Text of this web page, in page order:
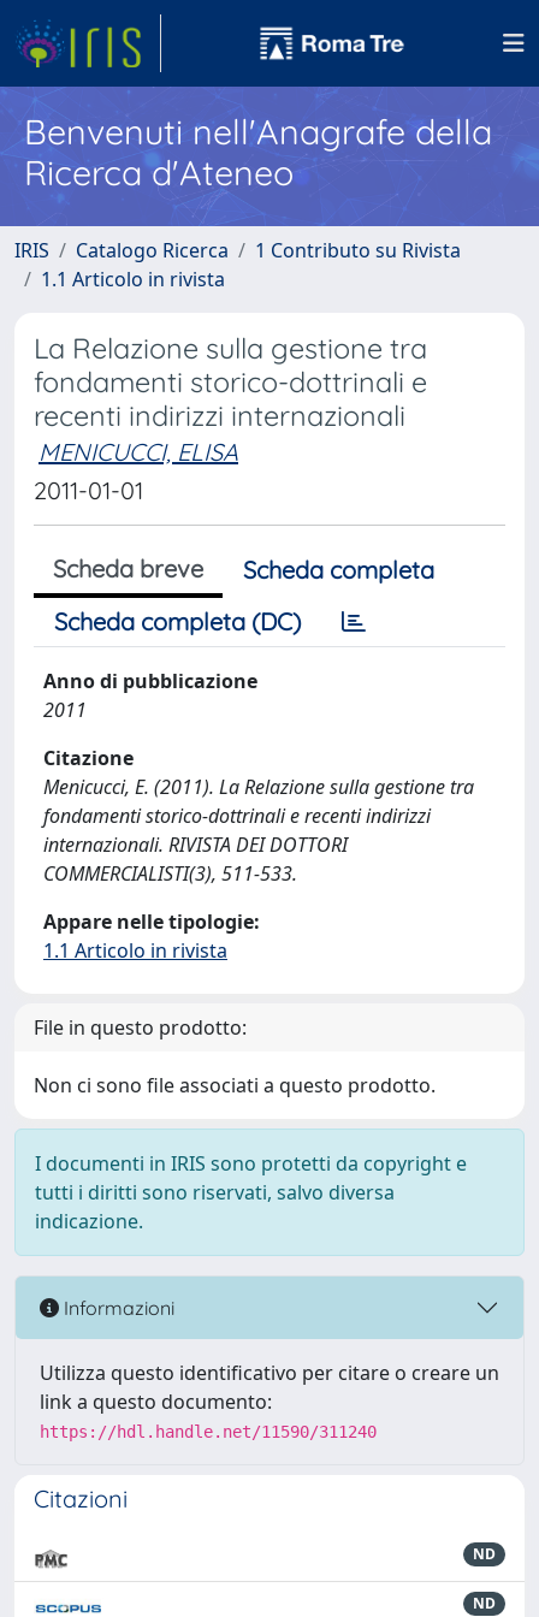
Benvenuti nell'Anagrafe della
Ricerca d'Ateneo
IRIS Catalogo Ricerca
1 Contributo su Rivista
1.1 Articolo in rivista
La Relazione sulla gestione tra
fondamenti storico-dottrinali e
recenti indirizzi internazionali
MENICUCCI, ELISA
2011-01-01
Scheda breve
Scheda completa
Scheda completa (DC)
Anno di pubblicazione
2011
Citazione
Menicucci, E. (2011). La Relazione sulla gestione tra
fondamenti storico-dottrinali e recenti indirizzi
internazionali. RIVISTA DEI DOTTORI
COMMERCIALISTI(3), 511-533.
Appare nelle tipologie:
1.1 Articolo in rivista
File in questo prodotto:
Non ci sono file associati a questo prodotto.
I documenti in IRIS sono protetti da copyright e
tutti i diritti sono riservati, salvo diversa
indicazione.
Informazioni
Utilizza questo identificativo per citare o creare un
link a questo documento:
https://hdl.handle.net/11590/311240
Citazioni
ND
ND